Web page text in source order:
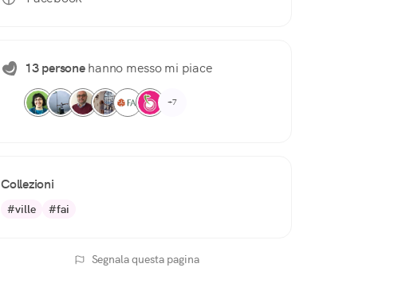
13 personehanno messo mi piace
+7
Collezioni
#ville #fai
Segnala questa pagina